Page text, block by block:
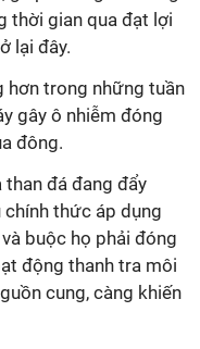
thời gian qua đạt lợi
lại đây.
hơn trong những tuần
gây ô nhiễm đóng
đông.
than đá đang đẩy
thức áp dụng
buộc họ phải đóng
động thanh tra môi
cung, càng khiến